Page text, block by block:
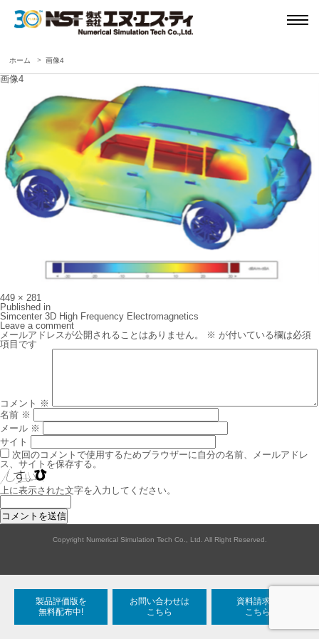
ホーム 画像4
画像4
Full
size
449 × 281
投
稿
ナ
ビ
ゲ
ー
Published in
Simcenter 3D High Frequency Electromagnetics
Leave a comment
メールアドレスが公開されることはありません。
※ が付いている欄は必須
項目です
コメント ※
名前 ※
メール ※
サイト
次回のコメントで使用するためブラウザーに自分の名前、メールアドレ
ス、サイトを保存する。
上に表示された文字を入力してください。
Copyright Numerical Simulation Tech Co., Ltd. All Right Reserved.
製品評価版を
無料配布中!
お問い合わせは
こちら
資料請求は
こちら